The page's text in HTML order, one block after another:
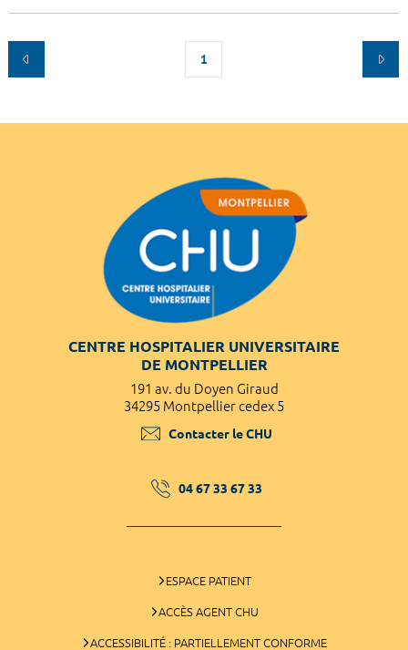
1
CENTRE HOSPITALIER UNIVERSITAIRE
DE MONTPELLIER
191 av. du Doyen Giraud
34295 Montpellier cedex 5
Contacter le CHU
04 67 33 67 33
ESPACE PATIENT
ACCÈS AGENT CHU
ACCESSIBILITÉ : PARTIELLEMENT CONFORME